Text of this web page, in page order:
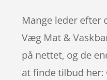
Mange leder efter
Væg Mat &
på nettet, og de
at finde tilbud her: